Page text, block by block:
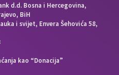
d.d. Bosna i Hercegovina,
BiH
i svijet, Envera Šehovića 58,
kao “Donacija”